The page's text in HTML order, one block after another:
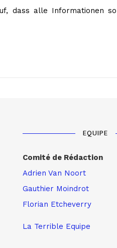
dass alle Informationen
EQUIPE
Comité de Rédaction
Adrien Van Noort
Gauthier Moindrot
Florian Etcheverry
La Terrible Equipe